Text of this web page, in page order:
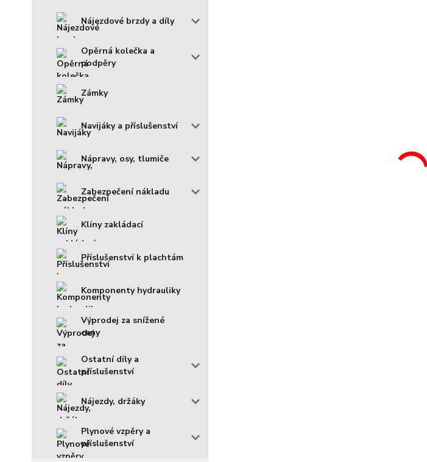
Nájezdové brzdy a díly
Opěrná kolečka a
podpěry
Zámky
Navijáky a příslušenství
Nápravy, osy, tlumiče
Zabezpečení nákladu
Klíny zakládací
Příslušenství k plachtám
Komponenty hydrauliky
Výprodej za snížené
ceny
Ostatní díly a
příslušenství
Nájezdy, držáky
Plynové vzpěry a
příslušenství